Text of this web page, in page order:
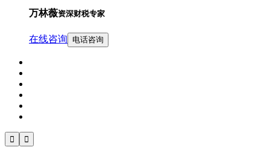
万林薇资深财税专家
在线咨询 电话咨询
 